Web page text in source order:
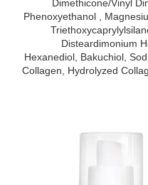
Dimethicone/Vinyl
Phenoxyethanol ,
Disteardimonium
Hexanediol, Bakuchiol,
Collagen, Hydrolyzed